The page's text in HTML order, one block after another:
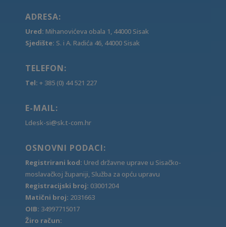
ADRESA:
Ured: Mihanovićeva obala 1, 44000 Sisak
Sjedište: S. i A. Radića 46, 44000 Sisak
TELEFON:
Tel: + 385 (0) 44 521 227
E-MAIL:
Ldesk-si@sk.t-com.hr
OSNOVNI PODACI:
Registrirani kod: Ured državne uprave u Sisačko-
moslavačkoj županiji, Služba za opću upravu
Registracijski broj: 03001204
Matični broj: 2031663
OIB: 34997715017
Žiro račun: